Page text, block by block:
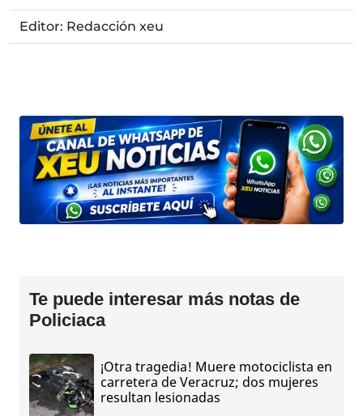
Editor: Redacción xeu
Te puede interesar más notas de
Policiaca
¡Otra tragedia! Muere motociclista en
carretera de Veracruz; dos mujeres
resultan lesionadas